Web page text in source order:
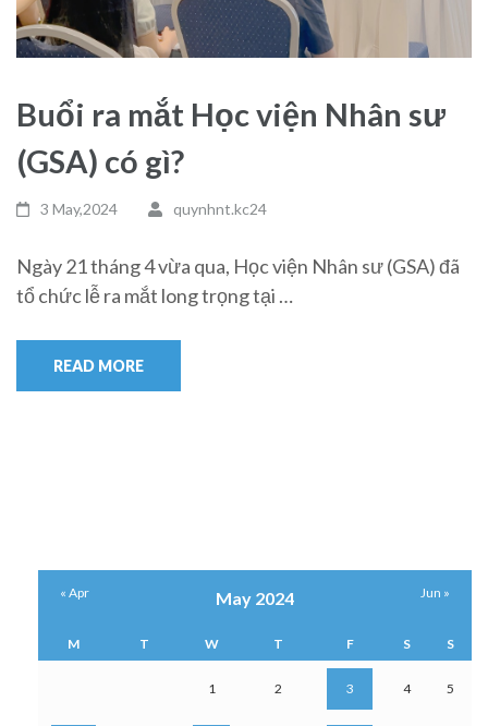
Buổi ra mắt Học viện Nhân sư
(GSA) có gì?
3 May,2024 quynhnt.kc24
Ngày 21 tháng 4 vừa qua, Học viện Nhân sư (GSA) đã
tổ chức lễ ra mắt long trọng tại …
READ MORE
May 2024
M T W T F S S
1 2 3 4 5
« Apr Jun »